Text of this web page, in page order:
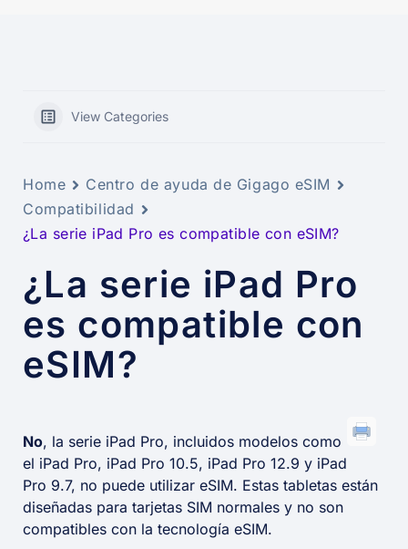
View Categories
Home
Centro de ayuda de Gigago eSIM
Compatibilidad
¿La serie iPad Pro es compatible con eSIM?
¿La serie iPad Pro
es compatible con
eSIM?
No, la serie iPad Pro, incluidos modelos como
el iPad Pro, iPad Pro 10.5, iPad Pro 12.9 y iPad
Pro 9.7, no puede utilizar eSIM. Estas tabletas están
diseñadas para tarjetas SIM normales y no son
compatibles con la tecnología eSIM.